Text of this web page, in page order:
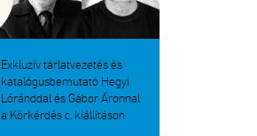
Exk­lu­zív tár­lat­ve­ze­tés és
ka­ta­ló­gus­be­mu­ta­tó Hegyi
Ló­ránd­dal és Gábor Áron­nal
a Kör­kér­dés c. ki­ál­lí­tá­son